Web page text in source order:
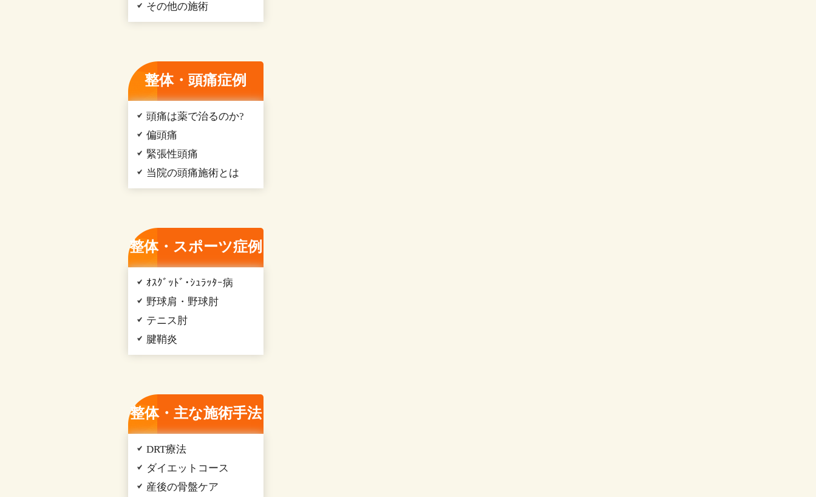
その他の施術
整体・頭痛症例
頭痛は薬で治るのか?
偏頭痛
緊張性頭痛
当院の頭痛施術とは
整体・スポーツ症例
ｵｽｸﾞｯﾄﾞ･ｼｭﾗｯﾀｰ病
野球肩・野球肘
テニス肘
腱鞘炎
整体・主な施術手法
DRT療法
ダイエットコース
産後の骨盤ケア